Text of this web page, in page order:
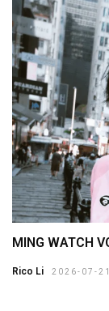
MING WATCH
Rico Li 2026-07-21